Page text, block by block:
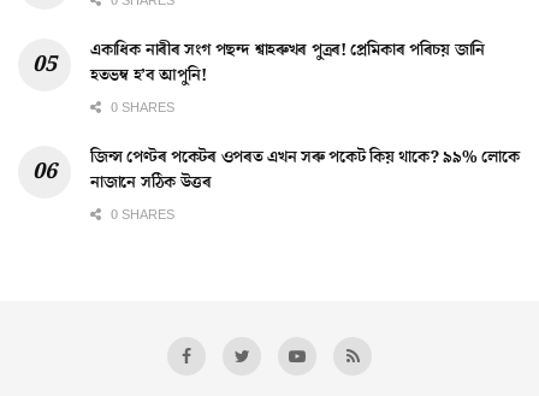
একাধিক নাৰীৰ সংগ পছন্দ শ্বাহৰুখৰ পুত্ৰৰ! প্ৰেমিকাৰ পৰিচয় জানি
হতভম্ব হ’ব আপুনি!
0 SHARES
জিন্স পেণ্টৰ পকেটৰ ওপৰত এখন সৰু পকেট কিয় থাকে? ৯৯% লোকে
নাজানে সঠিক উত্তৰ
0 SHARES